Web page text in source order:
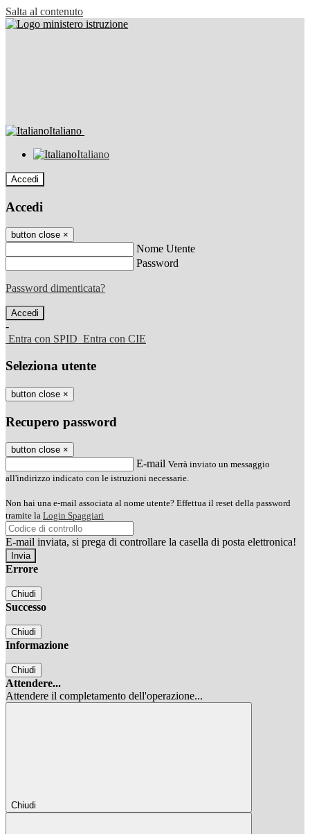
Salta al contenuto
Italiano
Italiano
Accedi
Accedi
button close ×
Nome Utente
Password
Password dimenticata?
-
Entra con SPID Entra con CIE
Seleziona utente
button close ×
Recupero password
button close ×
E-mail Verrà inviato un messaggio
all'indirizzo indicato con le istruzioni necessarie.
Non hai una e-mail associata al nome utente? Effettua il reset della password
tramite la Login Spaggiari
E-mail inviata, si prega di controllare la casella di posta elettronica!
Errore
Chiudi
Successo
Chiudi
Informazione
Chiudi
Attendere...
Attendere il completamento dell'operazione...
Chiudi